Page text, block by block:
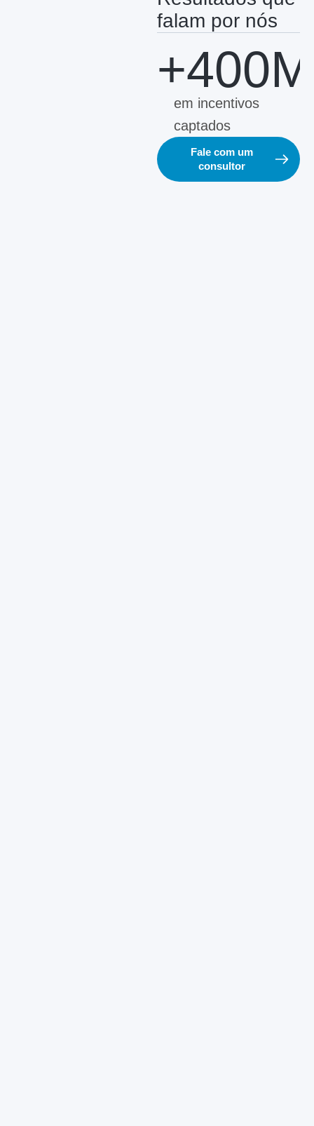
falam por nós
em incentivos
captados
Fale com um
consultor